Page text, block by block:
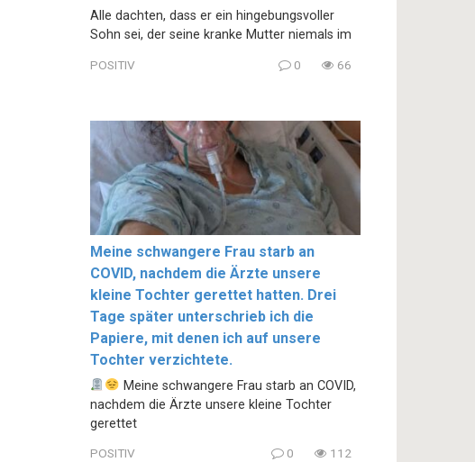
Alle dachten, dass er ein hingebungsvoller
Sohn sei, der seine kranke Mutter niemals im
POSITIV 0 66
Meine schwangere Frau starb an
COVID, nachdem die Ärzte unsere
kleine Tochter gerettet hatten. Drei
Tage später unterschrieb ich die
Papiere, mit denen ich auf unsere
Tochter verzichtete.
Meine schwangere Frau starb an COVID,
nachdem die Ärzte unsere kleine Tochter
gerettet
POSITIV 0 112